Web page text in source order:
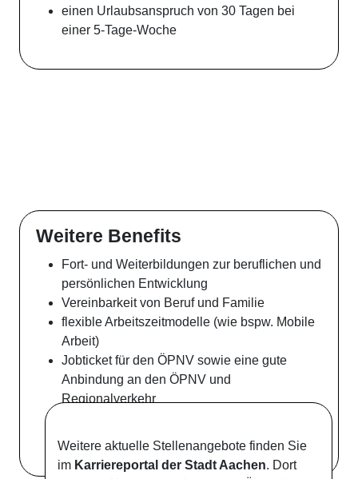
einen Urlaubsanspruch von 30 Tagen bei
einer 5-Tage-Woche
Weitere Benefits
Fort- und Weiterbildungen zur beruflichen und
persönlichen Entwicklung
Vereinbarkeit von Beruf und Familie
flexible Arbeitszeitmodelle (wie bspw. Mobile
Arbeit)
Jobticket für den ÖPNV sowie eine gute
Anbindung an den ÖPNV und
Regionalverkehr
Weitere aktuelle Stellenangebote finden Sie
im Karriereportal der Stadt Aachen. Dort